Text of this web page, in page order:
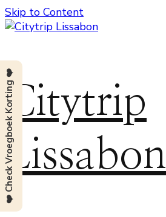
Skip to Content
Citytrip
Lissabon
❤️ Check Vroegboek Korting ❤️